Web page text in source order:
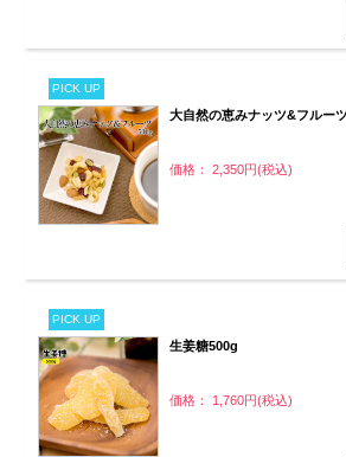
PICK UP
大自然の恵みナッツ&フルー
価格： 2,350円(税込)
PICK UP
生姜糖500g
価格： 1,760円(税込)